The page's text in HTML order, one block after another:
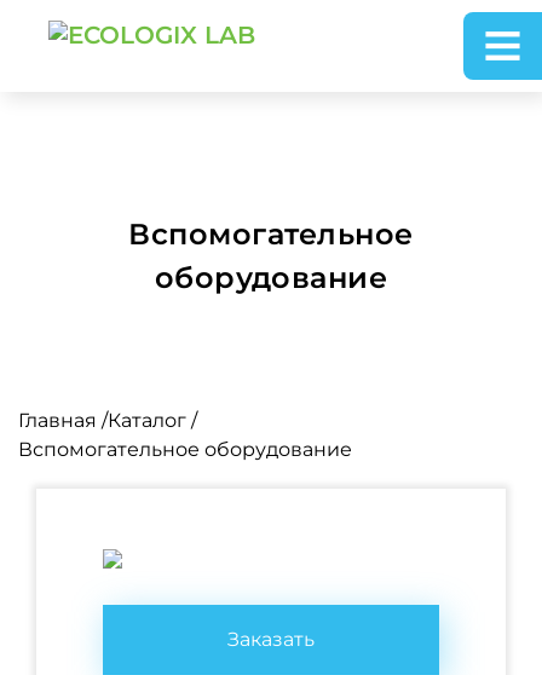
Вспомогательное
оборудование
Главная /Каталог /
Вспомогательное оборудование
Заказать